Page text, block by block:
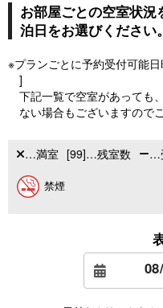
お部屋ごとの空室状
泊日をお選びください。
※プランごとに予約受付可能
]
下記一覧で空室があっても
ない場合もございますので
…満室 [99]…残室数 …
禁煙